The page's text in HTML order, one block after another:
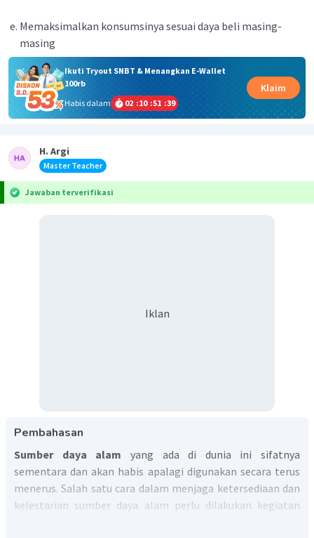
Memaksimalkan konsumsinya sesuai daya beli masing-
masing
Ikuti Tryout SNBT & Menangkan E-Wallet
100rb
Habis dalam
02 :10 :51 :39
Klaim
H. Argi
Master Teacher
Jawaban terverifikasi
Iklan
Pembahasan
Sumber daya alam yang ada di dunia ini sifatnya
sementara dan akan habis apalagi digunakan secara terus
menerus. Salah satu cara dalam menjaga ketersediaan dan
kelestarian sumber daya alam perlu dilakukan kegiatan